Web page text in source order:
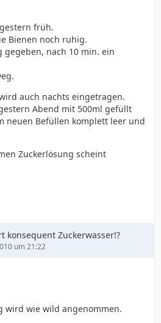
früh.
Bienen noch ruhig.
gegeben, nach 10 min. ein
auch nachts eingetragen.
Abend mit 500ml gefüllt
neuen Befüllen komplett leer und
Zuckerlösung scheint
konsequent Zuckerwasser!?
um 21:22
wird wie wild angenommen.